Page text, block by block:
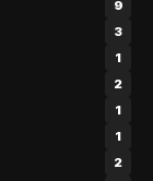
9
3
1
2
1
1
2